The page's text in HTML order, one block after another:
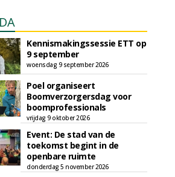
Kennismakingssessie ETT op
9 september
woensdag 9 september 2026
Poel organiseert
Boomverzorgersdag voor
boomprofessionals
vrijdag 9 oktober 2026
Event: De stad van de
toekomst begint in de
openbare ruimte
donderdag 5 november 2026